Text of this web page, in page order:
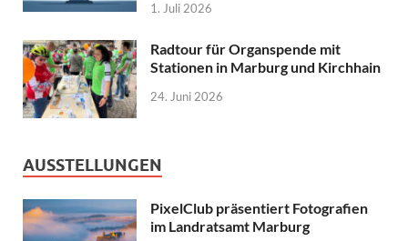
1. Juli 2026
Radtour für Organspende mit
Stationen in Marburg und Kirchhain
24. Juni 2026
AUSSTELLUNGEN
PixelClub präsentiert Fotografien
im Landratsamt Marburg